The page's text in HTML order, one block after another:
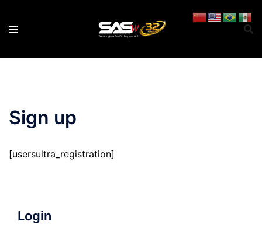
Sign up
[usersultra_registration]
Login